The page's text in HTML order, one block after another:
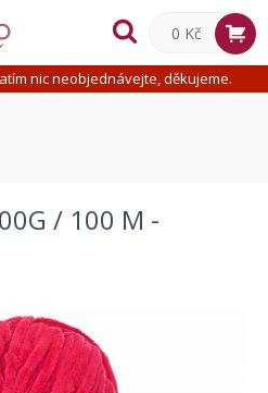
nic neobjednávejte, děkujeme.
0 Kč
/ 100 M -